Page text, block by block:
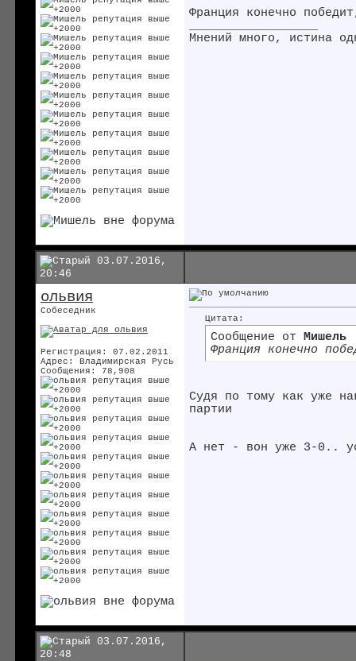
Франция конечно
Мнений много, истина
03.07.2016,
20:46
ольвия
Собеседник
Регистрация: 07.02.2011
Адрес: Владимирская Русь
Сообщения: 78,908
Цитата:
Сообщение от
Мишель
Франция конечно
Судя по тому как уже
партии
А нет - вон уже 3-0..
03.07.2016,
20:48